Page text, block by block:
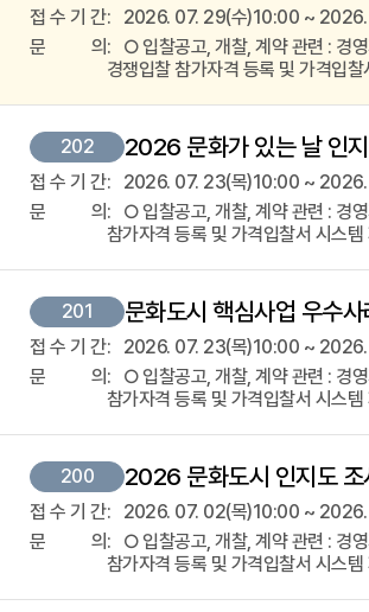
접 수 기 간
2026. 07. 29(수)10:00 ~
문
의
○ 입찰공고, 개찰, 계약 관련 :
경쟁입찰 참가자격 등록 및 가격입
202 2026 문화가 있는 날 인
접 수 기 간
2026. 07. 23(목)10:00 ~
문
의
○ 입찰공고, 개찰, 계약 관련 :
참가자격 등록 및 가격입찰서 시스
201 문화도시 핵심사업 우수
접 수 기 간
2026. 07. 23(목)10:00 ~
문
의
○ 입찰공고, 개찰, 계약 관련 :
참가자격 등록 및 가격입찰서 시스
200 2026 문화도시 인지도 조
접 수 기 간
2026. 07. 02(목)10:00 ~
문
의
○ 입찰공고, 개찰, 계약 관련 :
참가자격 등록 및 가격입찰서 시스